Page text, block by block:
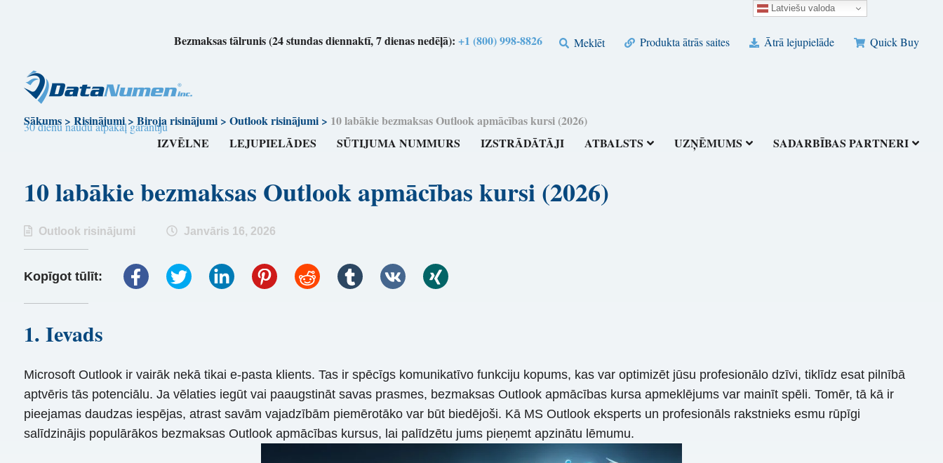
Bezmaksas tālrunis (24 stundas diennaktī, 7 dienas nedēļā):+1 (800) 998-8826 Meklēt Produkta ātrās saites Ātrā lejupielāde Quick Buy
30 dienu naudu atpakaļ garantiju
IZVĒLNE LEJUPIELĀDES SŪTIJUMA NUMMURS IZSTRĀDĀTĀJI ATBALSTS UZŅĒMUMS SADARBĪBAS PARTNERI
Sākums> Risinājumi> Biroja risinājumi> Outlook risinājumi> 10 labākie bezmaksas Outlook apmācības kursi (2026)
10 labākie bezmaksas Outlook apmācības kursi (2026)
Outlook risinājumi Janvāris 16, 2026
Kopīgot tūlīt:
1. Ievads
Microsoft Outlook ir vairāk nekā tikai e-pasta klients. Tas ir spēcīgs komunikatīvo funkciju kopums, kas var optimizēt jūsu profesionālo dzīvi, tiklīdz esat pilnībā
aptvēris tās potenciālu. Ja vēlaties iegūt vai paaugstināt savas prasmes, bezmaksas Outlook apmācības kursa apmeklējums var mainīt spēli. Tomēr, tā kā ir
pieejamas daudzas iespējas, atrast savām vajadzībām piemērotāko var būt biedējoši. Kā MS Outlook eksperts un profesionāls rakstnieks esmu rūpīgi
salīdzinājis populārākos bezmaksas Outlook apmācības kursus, lai palīdzētu jums pieņemt apzinātu lēmumu.
Latviešu valoda